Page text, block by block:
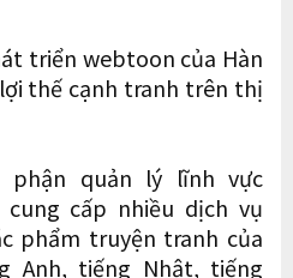
triển webtoon của Hàn
thế cạnh tranh trên thị
phận quản lý lĩnh vực
cấp nhiều dịch vụ
phẩm truyện tranh của
Anh, tiếng Nhật, tiếng